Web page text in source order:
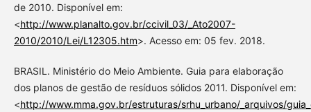
de 2010. Disponível em:
<http://www.planalto.gov.br/ccivil_03/_Ato2007-
2010/2010/Lei/L12305.htm>. Acesso em: 05 fev. 2018.
BRASIL. Ministério do Meio Ambiente. Guia para elaboração
dos planos de gestão de resíduos sólidos 2011. Disponível em:
<http://www.mma.gov.br/estruturas/srhu_urbano/_arquivos/